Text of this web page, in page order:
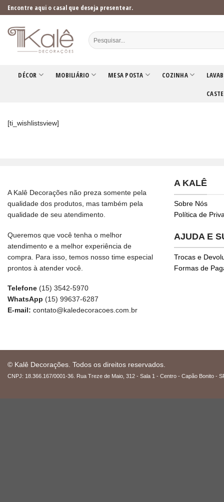
Skip
to
content
Encontre aqui o casal que deseja presentear.
DÉCOR MOBILIÁRIO MESA POSTA COZINHA
[ti_wishlistsview]
A Kalê Decorações não preza somente pela
qualidade dos produtos, mas também pela
qualidade de seu atendimento.
Queremos que você tenha o melhor
atendimento e a melhor experiência de
compra. Para isso, temos nosso time especial
prontos à atender você.
Telefone (15) 3542-5970
WhatsApp (15) 99637-6287
E-mail: contato@kaledecoracoes.com.br
A KALÊ
Sobre Nós
Política de
AJUDA E
Trocas e
Formas de
© Kalê Decorações. Todos os direitos reservados.
CNPJ: 18.366.167/0001-36. Rua Treze de Maio, 312 - Sala 1 - Centro - Capão Bonito -